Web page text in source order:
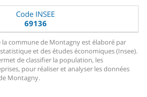
Code INSEE
69136
la commune de Montagny est élaboré par
et des études économiques (Insee).
de classifier la population, les
pour réaliser et analyser les données
Montagny.